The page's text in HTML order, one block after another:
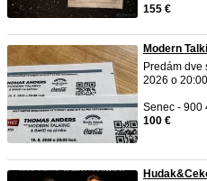
155 €
Modern
Predám dve
2026 o
Senec - 900
100 €